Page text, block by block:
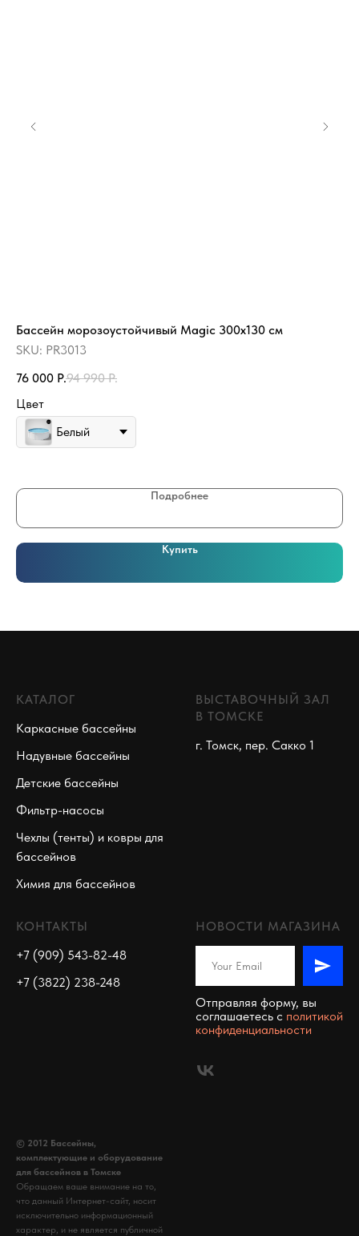
Бассейн морозоустойчивый Magic 300x130 см
SKU: PR3013
76 000 Р.94 990 Р.
Цвет
Белый
Подробнее
Купить
КАТАЛОГ
Каркасные бассейны
Надувные бассейны
Детские бассейны
Фильтр-насосы
Чехлы (тенты) и ковры для
бассейнов
Химия для бассейнов
ВЫСТАВОЧНЫЙ ЗАЛ
В ТОМСКЕ
г. Томск, пер. Сакко 1
КОНТАКТЫ
+7 (909) 543-82-48
+7 (3822) 238-248
НОВОСТИ МАГАЗИНА
Отправляя форму, вы
соглашаетесь c политикой
конфиденциальности
© 2012 Бассейны,
комплектующие и оборудование
для бассейнов в Томске
Обращаем ваше внимание на то,
что данный Интернет-сайт, носит
исключительно информационный
характер, и не является публичной